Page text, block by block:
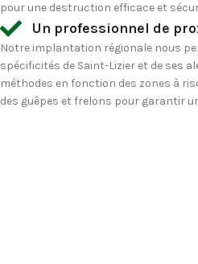
pour une destruction efficace et
Un professionnel de
Notre implantation régionale nous
spécificités de Saint-Lizier et de ses
méthodes en fonction des zones à
des guêpes et frelons pour garantir